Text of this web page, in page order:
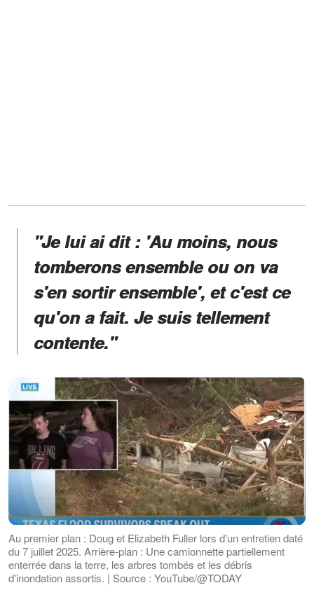
"Je lui ai dit : 'Au moins, nous
tomberons ensemble ou on va
s'en sortir ensemble', et c'est ce
qu'on a fait. Je suis tellement
contente."
Au premier plan : Doug et Elizabeth Fuller lors d'un entretien daté
du 7 juillet 2025. Arrière-plan : Une camionnette partiellement
enterrée dans la terre, les arbres tombés et les débris
d'inondation assortis. | Source : YouTube/@TODAY